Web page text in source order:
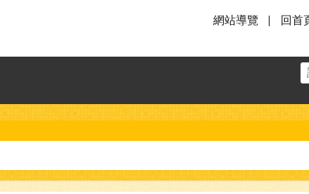
網站導覽
回首